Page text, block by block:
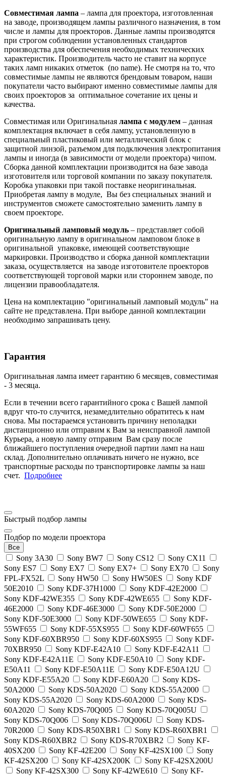
Совместимая лампа – лампа для проектора, изготовленная
на заводе, производящем лампы различного назначения, в том
числе и лампы для проекторов. Данные лампы производятся
при строгом соблюдении установленных стандартов
производства для обеспечения необходимых технических
характеристик. Производитель часто не ставит на корпусе
таких ламп никаких отметок (no name). Не смотря на то, что
совместимые лампы не являются брендовым товаром, наши
покупатели часто выбирают именно совместимые лампы для
своих проекторов за оптимальное сочетание их цены и
качества.
Совместимая или Оригинальная лампа с модулем – данная
комплектация включает в себя лампу, установленную в
специальный пластиковый или металлический блок с
защитной линзой, разъемом для подключения электропитания
лампы и иногда (в зависимости от модели проектора) чипом.
Сборка данной комплектации производится на базе завода
изготовителя или торговой компании по заказу покупателя.
Коробка упаковки при такой поставке неоригинальная.
Приобретая лампу в модуле, Вы без специальных знаний и
инструментов сможете самостоятельно заменить лампу в
своем проекторе.
Оригинальный ламповый модуль – представляет собой
оригинальную лампу в оригинальном ламповом блоке в
оригинальной упаковке, имеющей соответствующие
маркировки. Производство и сборка данной комплектации
заказа, осуществляется на заводе изготовителе проекторов
соответствующей торговой марки или стороннем заводе, по
лицензии правообладателя.
Цена на комплектацию "оригинальный ламповый модуль" на
сайте не представлена. При выборе данной комплектации
необходимо запрашивать цену.
Гарантия
Оригинальная лампа имеет гарантию 6 месяцев, совместимая
- 3 месяца.
Если в течении всего гарантийного срока с Вашей лампой
вдруг что-то случится, незамедлительно обратитесь к нам
снова. Мы постараемся установить причину неполадки
дистанционно или отправим к Вам за неисправной лампой
Курьера, а новую лампу отправим Вам сразу после
ближайшего поступления очередной партии ламп на наш
склад. Дополнительно оплачивать ничего не нужно, все
транспортные расходы по транспортировке лампы за наш
счет. Подробнее
Быстрый подбор лампы
Подбор по модели проектора
Все
Sony 3A30 Sony BW7 Sony CS12
Sony CX11
Sony ES7
Sony EX7 Sony EX7+ Sony EX70
Sony
FPL-FX52L
Sony HW50 Sony HW50ES
Sony KDF
50E2010
Sony KDF-37H1000
Sony KDF-42E2000
Sony KDF-42WE355
Sony KDF-42WE655
Sony KDF-
46E2000
Sony KDF-46E3000
Sony KDF-50E2000
Sony KDF-50E3000
Sony KDF-50WE655
Sony KDF-
55WF655
Sony KDF-55XS955
Sony KDF-60WF655
Sony KDF-60XBR950
Sony KDF-60XS955
Sony KDF-
70XBR950
Sony KDF-E42A10
Sony KDF-E42A11
Sony KDF-E42A11E
Sony KDF-E50A10
Sony KDF-
E50A11
Sony KDF-E50A11E
Sony KDF-E50A12U
Sony KDF-E55A20
Sony KDF-E60A20
Sony KDS-
50A2000
Sony KDS-50A2020
Sony KDS-55A2000
Sony KDS-55A2020
Sony KDS-60A2000
Sony KDS-
60A2020
Sony KDS-70Q005
Sony KDS-70Q005U
Sony KDS-70Q006
Sony KDS-70Q006U
Sony KDS-
70R2000
Sony KDS-R50XBR1
Sony KDS-R60XBR1
Sony KDS-R60XBR2
Sony KDS-R70XBR2
Sony KF-
40SX200
Sony KF-42E200 Sony KF-42SX100
Sony
KF-42SX200
Sony KF-42SX200K
Sony KF-42SX200U
Sony KF-42SX300
Sony KF-42WE610
Sony KF-